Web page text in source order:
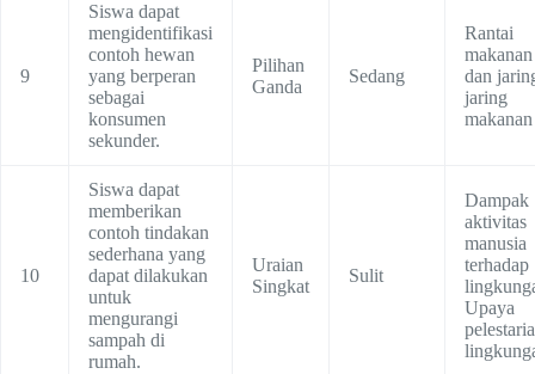
9
Siswa dapat
mengidentifikasi
contoh hewan
yang berperan
sebagai
konsumen
sekunder.
Pilihan
Ganda
Sedang
Rantai
makanan
dan
jaring
makanan
10
Siswa dapat
memberikan
contoh tindakan
sederhana yang
dapat dilakukan
untuk
mengurangi
sampah di
rumah.
Uraian
Singkat
Sulit
Dampak
aktivitas
manusia
terhadap
Upaya